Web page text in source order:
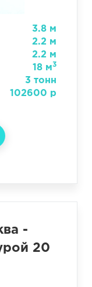
3.8 м
2.2 м
2.2 м
18 м3
3 тонн
102600 р
-
20